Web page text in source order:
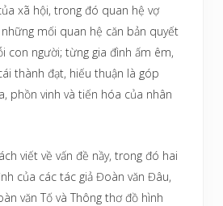
xã hội, trong đó quan hệ vợ
mối quan hệ căn bản quyết
con người; từng gia đình ấm êm,
thành đạt, hiếu thuận là góp
phồn vinh và tiến hóa của nhân
viết về vấn đề nầy, trong đó hai
của các tác giả Đoàn văn Đâu,
văn Tố và Thông thơ đồ hình